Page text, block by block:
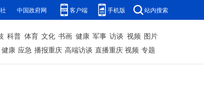
中国政府网 客户端 手机版 站内搜索
科普 体育 文化 书画 健康 军事 访谈 视频 图片
健康 应急 播报重庆 高端访谈 直播重庆 视频 专题